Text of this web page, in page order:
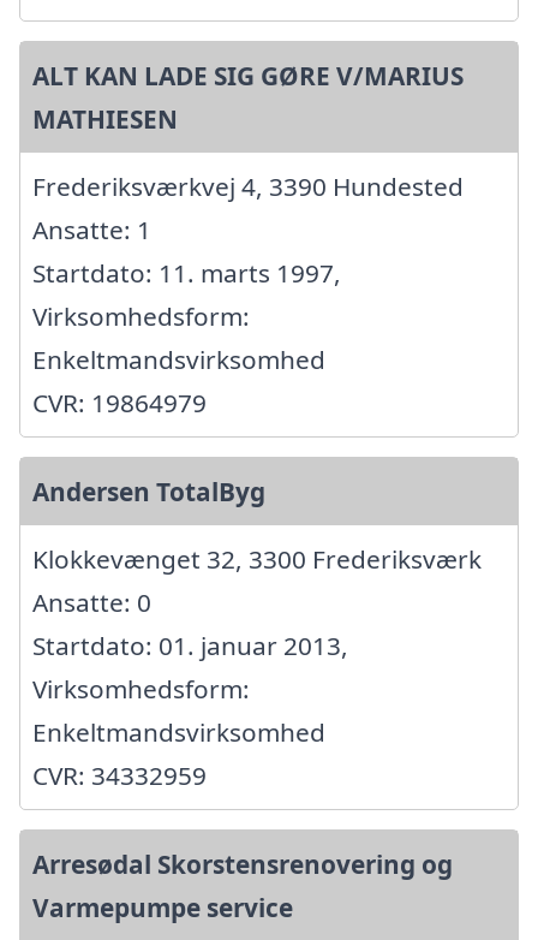
ALT KAN LADE SIG GØRE V/MARIUS
MATHIESEN
Frederiksværkvej 4, 3390 Hundested
Ansatte: 1
Startdato: 11. marts 1997,
Virksomhedsform:
Enkeltmandsvirksomhed
CVR: 19864979
Andersen TotalByg
Klokkevænget 32, 3300 Frederiksværk
Ansatte: 0
Startdato: 01. januar 2013,
Virksomhedsform:
Enkeltmandsvirksomhed
CVR: 34332959
Arresødal Skorstensrenovering og
Varmepumpe service